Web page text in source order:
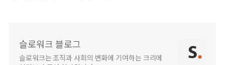
슬로워크 블로그
슬로워크는 조직과 사회의 변화에 기여하는 크리에